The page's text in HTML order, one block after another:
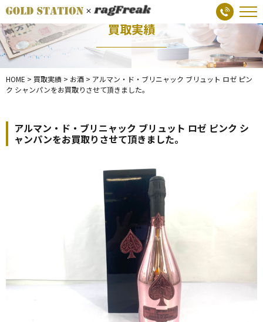
買取実績
HOME > 買取実績 > お酒 > アルマン・ド・ブリニャック ブリュット ロゼ ピン
ク シャンパンをお買取りさせて頂きました。
アルマン・ド・ブリニャック ブリュット ロゼ ピンク シ
ャンパンをお買取りさせて頂きました。